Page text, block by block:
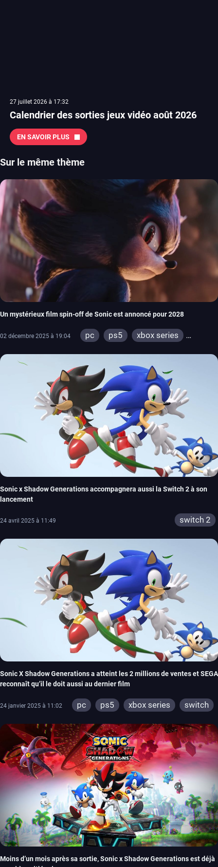
27 juillet 2026 à 17:32
Calendrier des sorties jeux vidéo août 2026
EN SAVOIR PLUS
Sur le même thème
Un mystérieux film spin-off de Sonic est annoncé pour 2028
02 décembre 2025 à 19:04 pc ps5
xbox series
Sonic x Shadow Generations accompagnera aussi la Switch 2 à son
lancement
24 avril 2025 à 11:49 switch 2
Sonic X Shadow Generations a atteint les 2 millions de ventes et SEGA
reconnaît qu’il le doit aussi au dernier film
24 janvier 2025 à 11:02 pc ps5 xbox series
switch
Moins d’un mois après sa sortie, Sonic x Shadow Generations est déjà